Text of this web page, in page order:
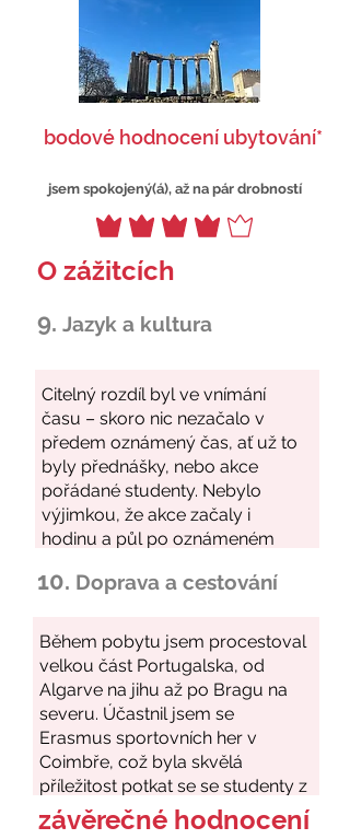
bodové hodnocení ubytování*
jsem spokojený(á), až na pár drobností
O zážitcích
9. Jazyk a kultura
10. Doprava a cestování
závěrečné hodnocení